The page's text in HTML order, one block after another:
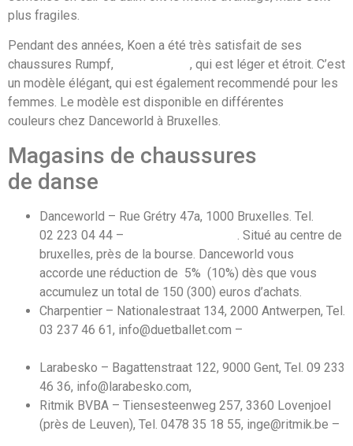
plus fragiles.
Pendant des années, Koen a été très satisfait de ses
chaussures Rumpf,
, qui est léger et étroit. C’est
un modèle élégant, qui est également recommendé pour les
femmes. Le modèle est disponible en différentes
couleurs chez Danceworld à Bruxelles.
Magasins de chaussures
de danse
Danceworld – Rue Grétry 47a, 1000 Bruxelles. Tel.
02 223 04 44 –
. Situé au centre de
bruxelles, près de la bourse. Danceworld vous
accorde une réduction de 5% (10%) dès que vous
accumulez un total de 150 (300) euros d’achats.
Charpentier – Nationalestraat 134, 2000 Antwerpen, Tel.
03 237 46 61, info@duetballet.com –
Larabesko – Bagattenstraat 122, 9000 Gent, Tel. 09 233
46 36, info@larabesko.com,
Ritmik BVBA – Tiensesteenweg 257, 3360 Lovenjoel
(près de Leuven), Tel. 0478 35 18 55, inge@ritmik.be –